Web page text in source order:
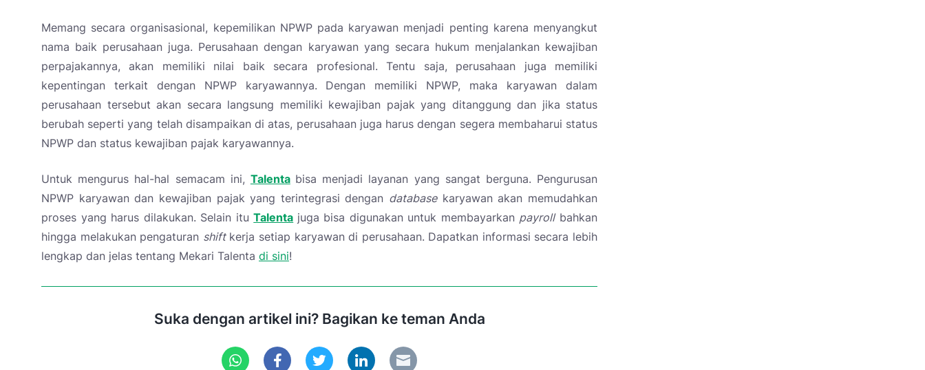
Memang secara organisasional, kepemilikan NPWP pada karyawan menjadi penting karena menyangkut
nama baik perusahaan juga. Perusahaan dengan karyawan yang secara hukum menjalankan kewajiban
perpajakannya, akan memiliki nilai baik secara profesional. Tentu saja, perusahaan juga memiliki
kepentingan terkait dengan NPWP karyawannya. Dengan memiliki NPWP, maka karyawan dalam
perusahaan tersebut akan secara langsung memiliki kewajiban pajak yang ditanggung dan jika status
berubah seperti yang telah disampaikan di atas, perusahaan juga harus dengan segera membaharui status
NPWP dan status kewajiban pajak karyawannya.
Untuk mengurus hal-hal semacam ini, Talenta bisa menjadi layanan yang sangat berguna. Pengurusan
NPWP karyawan dan kewajiban pajak yang terintegrasi dengan databasekaryawan akan memudahkan
proses yang harus dilakukan. Selain ituTalenta juga bisa digunakan untuk membayarkan payrollbahkan
hingga melakukan pengaturan shiftkerja setiap karyawan di perusahaan. Dapatkan informasi secara lebih
lengkap dan jelas tentang Mekari Talenta di sini!
Suka dengan artikel ini? Bagikan ke teman Anda